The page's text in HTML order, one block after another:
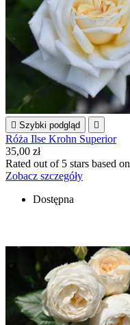
 Szybki podgląd 
Róża Ilse Krohn Superior
35,00 zł
Rated out of 5 stars based on
Zobacz szczegóły
Dostępna